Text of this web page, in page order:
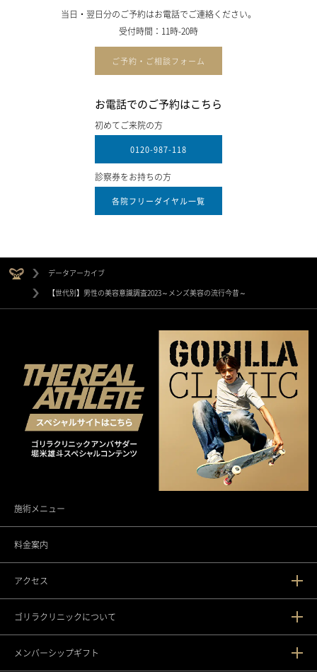
当日・翌日分のご予約はお電話でご連絡ください。
受付時間：11時-20時
ご予約・ご相談フォーム
お電話でのご予約はこちら
初めてご来院の方
0120-987-118
診察券をお持ちの方
各院フリーダイヤル一覧
データアーカイブ
【世代別】男性の美容意識調査2023～メンズ美容の流行今昔～
施術メニュー
料金案内
アクセス
新宿本院
渋谷院
ゴリラクリニックについて
ゴリラクリニックとは？
メンバーシップギフト